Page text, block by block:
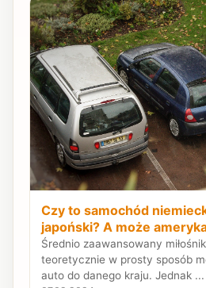
Czy to samochód
japoński? A może
Średnio zaawansowany
teoretycznie w prosty sposób
auto do danego kraju. Jednak ...